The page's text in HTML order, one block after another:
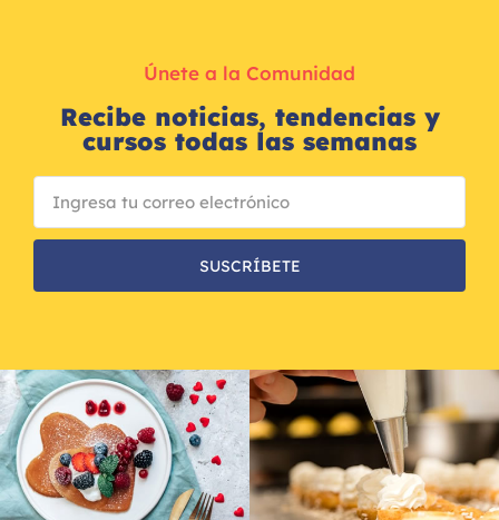
Únete a la Comunidad
Recibe noticias, tendencias y
cursos todas las semanas
SUSCRÍBETE